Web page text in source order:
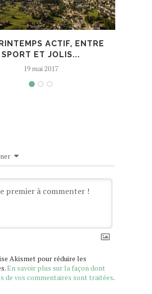
ACTIF, ENTRE
SPORT ET JOLIS...
19 mai 2017
Akismet pour réduire les
En savoir plus sur la façon dont
de vos commentaires sont traitées.